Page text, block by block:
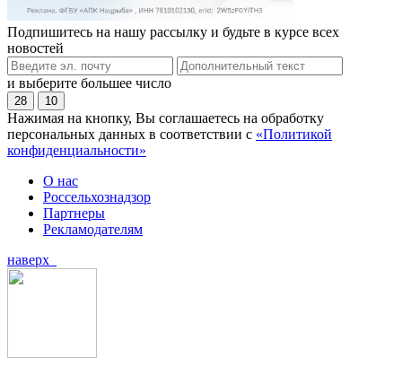
Подпишитесь на нашу рассылку и будьте в курсе всех
новостей
и выберите большее число
28 10
Нажимая на кнопку, Вы соглашаетесь на обработку
персональных данных в соответствии с «Политикой
конфиденциальности»
О нас
Россельхознадзор
Партнеры
Рекламодателям
наверх